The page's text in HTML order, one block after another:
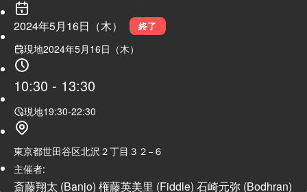
2024年5月16日（木） 終了
現地2024年5月16日（木）
10:30 - 13:30
現地19:30-22:30
東京都世田谷区北沢２丁目３２−６
主催者:
斎藤翔太 (Banjo) 権藤英美里 (Fiddle) 石崎元弥 (Bodhran)